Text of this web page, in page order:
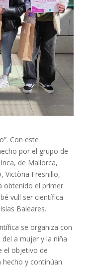
Con este
por el grupo de
de Mallorca,
Victòria Fresnillo,
obtenido el primer
vull ser científica
Baleares.
se organiza con
a mujer y la niña
el objetivo de
hecho y continúan